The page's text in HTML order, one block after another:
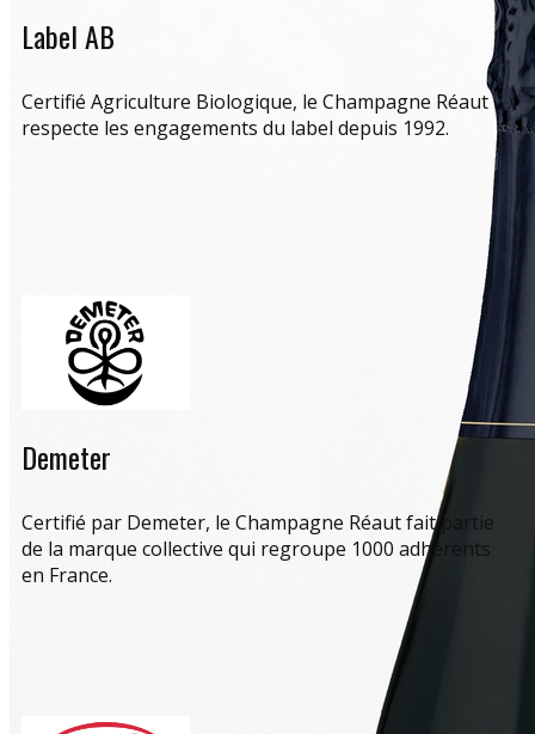
Label AB
Certifié Agriculture Biologique, le Champagne Réaut
respecte les engagements du label depuis 1992.
Demeter
Certifié par Demeter, le Champagne Réaut fait partie
de la marque collective qui regroupe 1000 adhérents
en France.